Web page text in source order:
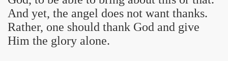
And yet, the angel does not want thanks.
Rather, one should thank God and give
Him the glory alone.